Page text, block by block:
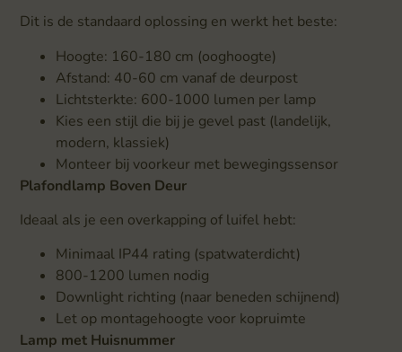
Dit is de standaard oplossing en werkt het beste:
Hoogte: 160-180 cm (ooghoogte)
Afstand: 40-60 cm vanaf de deurpost
Lichtsterkte: 600-1000 lumen per lamp
Kies een stijl die bij je gevel past (landelijk,
modern, klassiek)
Monteer bij voorkeur met bewegingssensor
Plafondlamp Boven Deur
Ideaal als je een overkapping of luifel hebt:
Minimaal IP44 rating (spatwaterdicht)
800-1200 lumen nodig
Downlight richting (naar beneden schijnend)
Let op montagehoogte voor kopruimte
Lamp met Huisnummer